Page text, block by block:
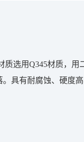
质选用Q345材质，
具有耐腐蚀、硬度